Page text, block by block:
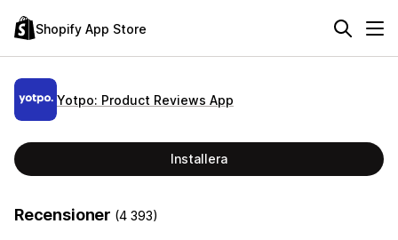
Shopify App Store
Yotpo: Product Reviews App
Installera
Recensioner (4 393)